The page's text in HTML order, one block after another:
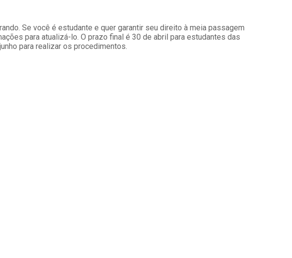
Se você é estudante e quer garantir seu direito à meia passagem
para atualizá-lo. O prazo final é 30 de abril para estudantes das
para realizar os procedimentos.